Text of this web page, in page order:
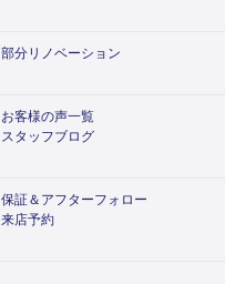
部分リノベーション
お客様の声一覧
スタッフブログ
保証＆アフターフォロー
来店予約